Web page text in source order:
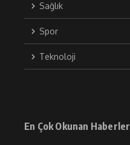
Sağlık
Spor
Teknoloji
En Çok Okunan Haberler